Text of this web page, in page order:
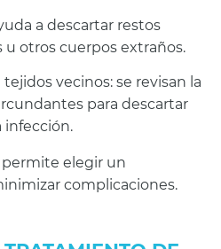
a descartar restos
u otros cuerpos extraños.
vecinos: se revisan la
para descartar
infección.
elegir un
complicaciones.